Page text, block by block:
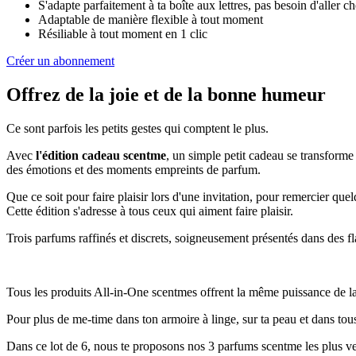
S'adapte parfaitement à ta boîte aux lettres, pas besoin d'aller
Adaptable de manière flexible à tout moment
Résiliable à tout moment en 1 clic
Créer un abonnement
Offrez de la joie et de la bonne humeur
Ce sont parfois les petits gestes qui comptent le plus.
Avec l'édition cadeau scentme, un simple petit cadeau se
des émotions et des moments empreints de parfum.
Que ce soit pour faire plaisir lors d'une invitation, pour remercier
Cette édition s'adresse à tous ceux qui aiment faire plaisir.
Trois parfums raffinés et discrets, soigneusement présentés dans des
Tous les produits All-in-One scentmes offrent la même puissance de
Pour plus de me-time dans ton armoire à linge, sur ta peau et dans
Dans ce lot de 6, nous te proposons nos 3 parfums scentme les plus